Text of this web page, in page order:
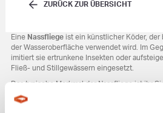
ZURÜCK ZUR ÜBERSICHT
Eine Nassfliegeist ein künstlicher Köder, der
der Wasseroberfläche verwendet wird. Im
imitiert sie ertrunkene Insekten oder
Fließ- und Stillgewässern eingesetzt.
Das typische Merkmal der Nassfliege ist ihr
Materialien erreicht sie tiefere
Beutetiere nach. Dabei wird sie oft schräg